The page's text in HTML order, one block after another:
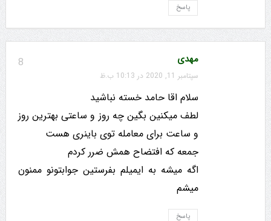
پاسخ
8 مهدی
سپتامبر 11, 2020 در 10:13 ب.ظ
سلام اقا حامد خسته نباشید
لطف میکنین بگین چه روز و ساعتی بهترین روز
و ساعت برای معامله توی باینری هست
جمعه که افتضاح همش ضرر کردم
اگه میشه به ایمیلم بفرستین جوابتونو ممنون
میشم
پاسخ